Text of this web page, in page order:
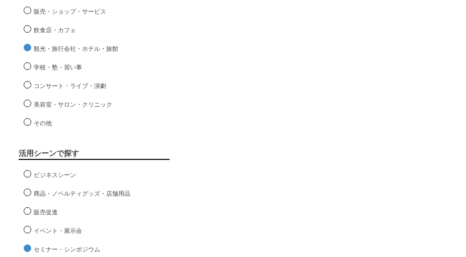
販売・ショップ・サービス
飲食店・カフェ
観光・旅行会社・ホテル・旅館
学校・塾・習い事
コンサート・ライブ・演劇
美容室・サロン・クリニック
その他
活用シーンで探す
ビジネスシーン
商品・ノベルティグッズ・店舗用品
販売促進
イベント・展示会
セミナー・シンポジウム